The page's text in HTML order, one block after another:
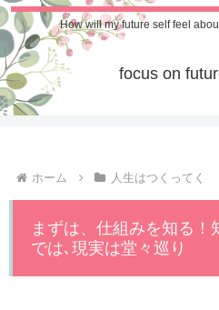
How will my future self feel
focus on
ホーム 人生はつくってく
まずは、仕組みを知る！
では､現実は堂々巡り